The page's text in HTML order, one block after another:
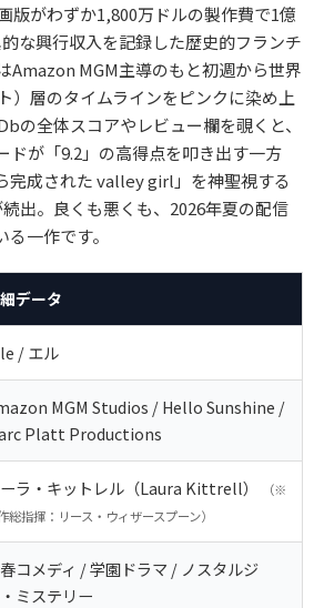
版がわずか1,800万ドルの製作費で1億
な興行収入を記録した歴史的フランチ
Amazon MGM主導のもと初週から世界
）層のタイムラインをピンクに染め上
の全体スコアやレビュー欄を覗くと、
ドが「9.2」の高得点を叩き出す一方
完成された valley girl」を神聖視する
出。良くも悪くも、2026年夏の配信
一作です。
データ
/ エル
MGM Studios / Hello Sunshine /
Platt Productions
ラ・キットレル（Laura Kittrell）
（※
総指揮：リース・ウィザースプーン）
コメディ / 学園ドラマ / ノスタルジ
ミステリー